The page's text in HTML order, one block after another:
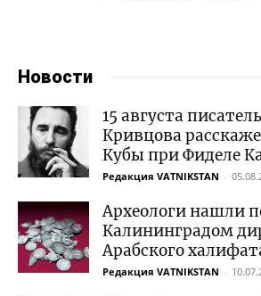
Новости
15 августа
Кривцова
Кубы при Фиделе
Редакция VATNIKSTAN -
Археологи нашли
Калининградом
Арабского
Редакция VATNIKSTAN -